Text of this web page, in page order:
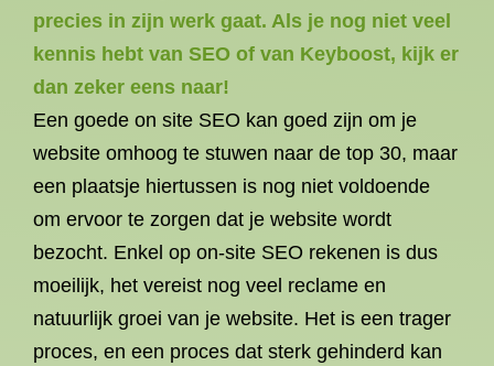
precies in zijn werk gaat. Als je nog niet veel
kennis hebt van SEO of van Keyboost, kijk er
dan zeker eens naar!
Een goede on site SEO kan goed zijn om je
website omhoog te stuwen naar de top 30, maar
een plaatsje hiertussen is nog niet voldoende
om ervoor te zorgen dat je website wordt
bezocht. Enkel op on-site SEO rekenen is dus
moeilijk, het vereist nog veel reclame en
natuurlijk groei van je website. Het is een trager
proces, en een proces dat sterk gehinderd kan